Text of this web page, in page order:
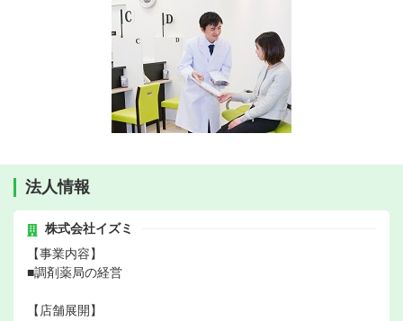
法人情報
株式会社イズミ
【事業内容】
■調剤薬局の経営
【店舗展開】